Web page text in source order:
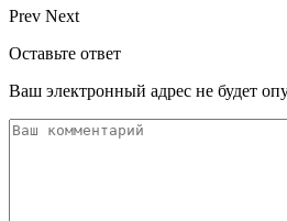
Prev Next
Оставьте ответ
Ваш электронный адрес не будет